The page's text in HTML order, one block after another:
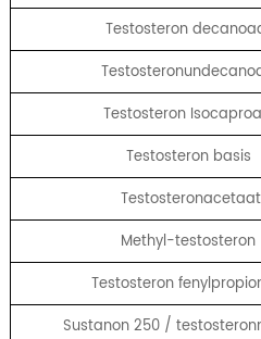
Testosteron
Testosteron
Testosteron basis
Testosteronacetaat
Methyl-testosteron
Testosteron
Sustanon 250 /